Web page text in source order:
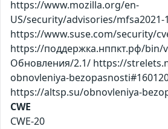
https://www.mozilla.org/en-
US/security/advisories/mfsa2021-
https://www.suse.com/security/
https://поддержка.нппкт.рф/
Обновления/2.1/ https://
obnovleniya-
https://altsp.su/obnovleniya-
CWE
CWE-20